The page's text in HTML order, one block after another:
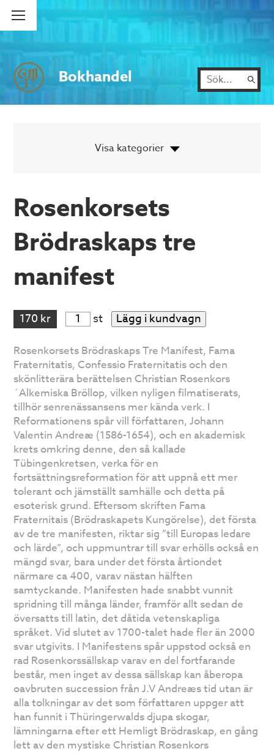
Bokhandel
Rosenkorsets
Brödraskaps tre
manifest
170 kr st Lägg i kundvagn
Rosenkorsets Brödraskaps Tre Manifest, Fama
Fraternitatis, Confessio Fraternitatis och den
skönlitterära berättelsen Christian Rosenkors
´Alkemiska Bröllop, vilken nyligen filmatiserats,
tillhör senrenässansens mer kända verk. I
Reformationens spår vill författaren, Johann
Valentin Andreæ (1586-1654), och en akademisk
krets omkring denne, den så kallade
Tübingenkretsen, verka för en
fortsättningsreformation för att uppnå ett mer
tolerant och jämställt samhälle och detta på
esoterisk grund. Eftersom skriften Fama
Fraternitais (Brödraskapets Kungörelse), det första
av de tre manifesten, riktar sig ”till Europas ledare
och lärde”, och uppmuntrar till svar erhölls också en
mängd svar, bara under det första årtiondet
närmare ca 400, varav nästan hälften
samtyckande. Manifesten hade snabbt vunnit
spridning till många länder, framför allt sedan de
översatts till latin, det dåtida vetenskapliga
språket. Vid slutet av 1700-talet hade fler än 2000
svar utgivits. I Manifestens spår uppstod också en
rad Rosenkorssällskap varav en del fortfarande
består, men inget av dessa sällskap kan åberopa
oavbruten succession från J.V Andreæs tid utan är
alla tolkningar av det som författaren uppger att
han funnit i Thüringerwalds djupa skogar,
lämningarna efter ett Hemligt Brödraskap, en gång
lett av den mystiske Christian Rosenkors